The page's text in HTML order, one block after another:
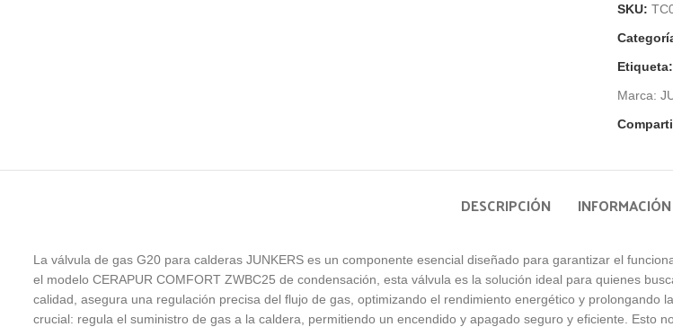
SKU:
Etiqueta:
Marca:
DESCRIPCIÓN
La válvula de gas G20 para calderas JUNKERS es un componente esencial diseñado para garantizar el
el modelo CERAPUR COMFORT ZWBC25 de condensación, esta válvula es la solución ideal para quienes
calidad, asegura una regulación precisa del flujo de gas, optimizando el rendimiento energético y prolongando
crucial: regula el suministro de gas a la caldera, permitiendo un encendido y apagado seguro y eficiente. Esto